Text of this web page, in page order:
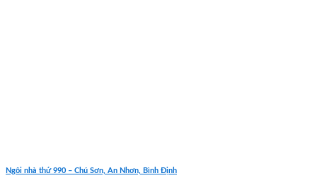
Ngôi nhà thứ 990 – Chú Sơn, An Nhơn, Bình Định